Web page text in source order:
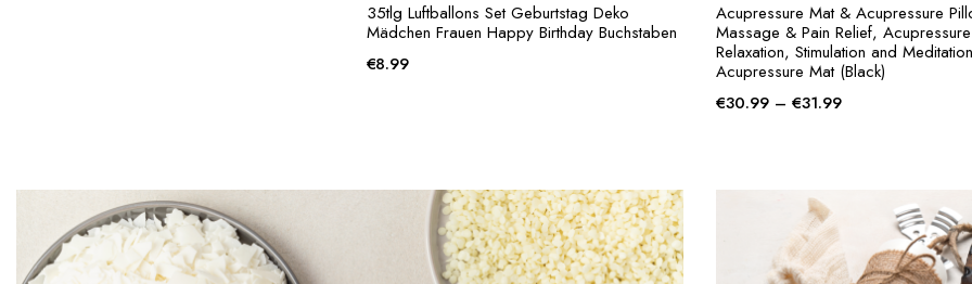
35tlg Luftballons Set Geburtstag Deko
Mädchen Frauen Happy Birthday Buchstaben
€8.99
Acupressure Mat & Acupressure
Massage & Pain Relief,
Relaxation, Stimulation and
Acupressure Mat (Black)
€30.99 – €31.99